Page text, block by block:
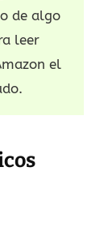
de algo
leer
el